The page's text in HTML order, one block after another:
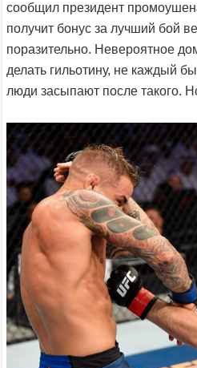
сообщил президент
получит бонус за лучший бой
поразительно. Невероятное
делать гильотину, не каждый
люди засыпают после такого.